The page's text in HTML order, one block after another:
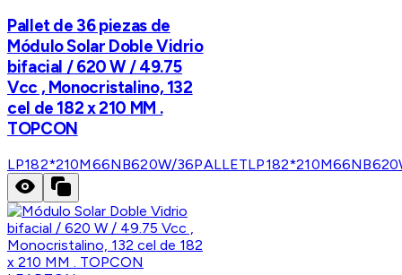
Pallet de 36 piezas de
Módulo Solar Doble Vidrio
bifacial / 620 W / 49.75
Vcc , Monocristalino, 132
cel de 182 x 210 MM .
TOPCON
LP182*210M66NB620W/36PALLET